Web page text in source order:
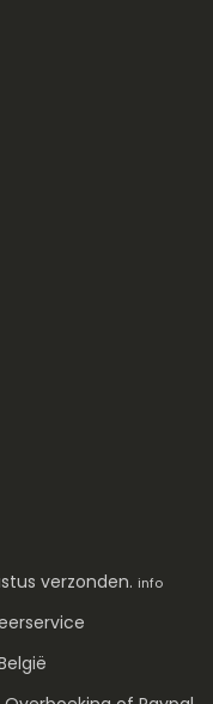
verzonden. info